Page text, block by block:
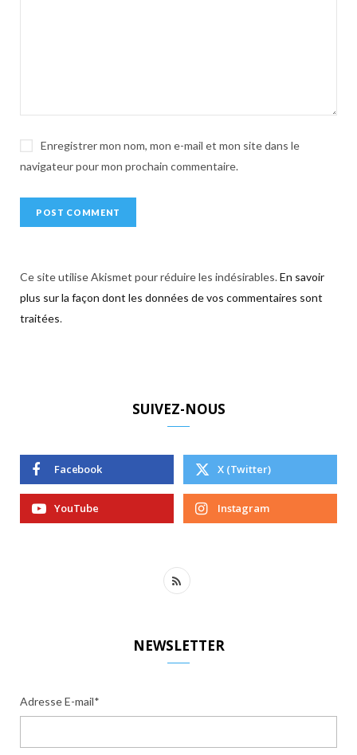
Enregistrer mon nom, mon e-mail et mon site dans le
navigateur pour mon prochain commentaire.
Ce site utilise Akismet pour réduire les indésirables.En savoir
plus sur la façon dont les données de vos commentaires sont
traitées.
SUIVEZ-NOUS
Facebook X (Twitter)
YouTube Instagram
R
NEWSLETTER
Adresse E-mail*